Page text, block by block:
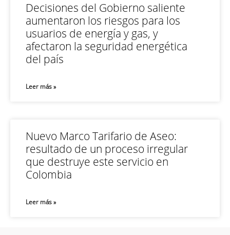
Decisiones del Gobierno saliente
aumentaron los riesgos para los
usuarios de energía y gas, y
afectaron la seguridad energética
del país
Leer más »
Nuevo Marco Tarifario de Aseo:
resultado de un proceso irregular
que destruye este servicio en
Colombia
Leer más »